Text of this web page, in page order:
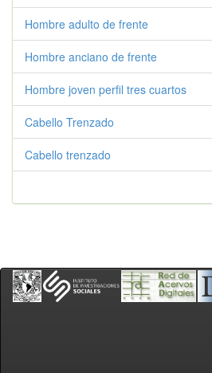
Hombre adulto de frente
Hombre anciano de frente
Hombre joven perfil tres cuartos
Cabello Trenzado
Cabello trenzado